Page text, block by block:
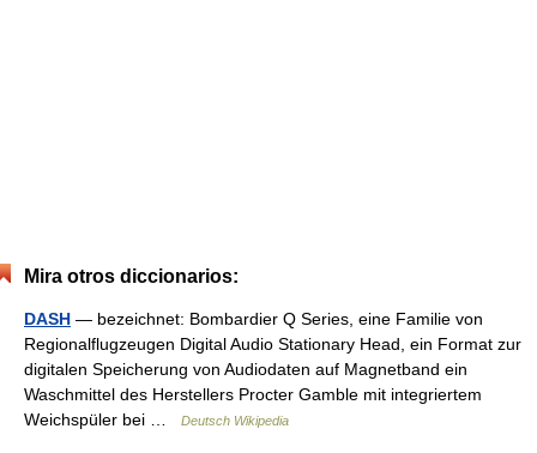
Mira otros diccionarios:
DASH — bezeichnet: Bombardier Q Series, eine Familie von
Regionalflugzeugen Digital Audio Stationary Head, ein Format zur
digitalen Speicherung von Audiodaten auf Magnetband ein
Waschmittel des Herstellers Procter Gamble mit integriertem
Weichspüler bei …
Deutsch Wikipedia